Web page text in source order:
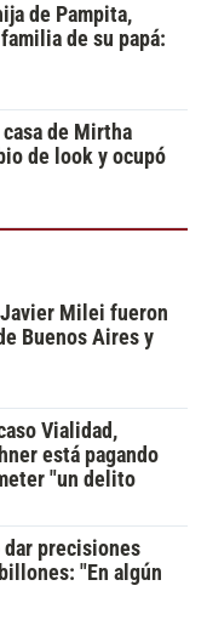
de Pampita,
de su papá:
de Mirtha
de look y ocupó
Milei fueron
Buenos Aires y
Vialidad,
está pagando
"un delito
dar precisiones
"En algún